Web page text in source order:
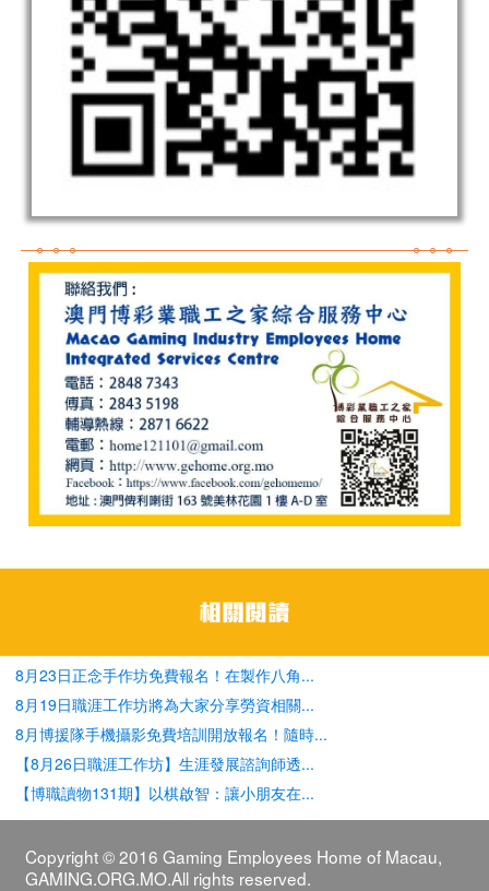
8月23日正念手作坊免費報名！在製作八角...
8月19日職涯工作坊將為大家分享勞資相關...
8月博援隊手機攝影免費培訓開放報名！隨時...
【8月26日職涯工作坊】生涯發展諮詢師透...
【博職讀物131期】以棋啟智：讓小朋友在...
Copyright © 2016 Gaming Employees Home of Macau,
GAMING.ORG.MO.All rights reserved.